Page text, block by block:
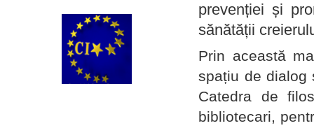
prevenției și
sănătății
Prin această
spațiu de dialog
Catedra de
bibliotecari,